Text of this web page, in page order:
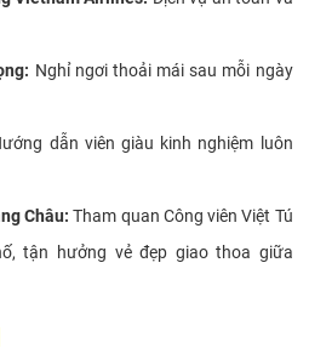
Nghỉ ngơi thoải mái sau mỗi ngày
dẫn viên giàu kinh nghiệm luôn
Châu:Tham quan Công viên Việt Tú
tận hưởng vẻ đẹp giao thoa giữa